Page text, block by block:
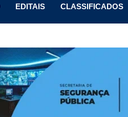
EDITAIS CLASSIFICADOS